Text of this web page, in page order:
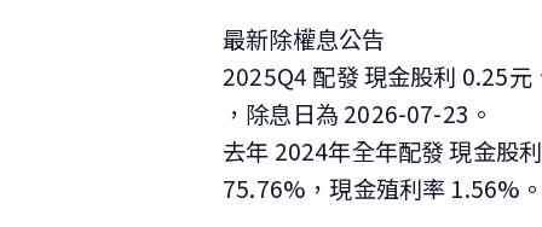
最新除權息公告
2025Q4 配發 現金股利 0.25
，除息日為 2026-07-23 。
去年 2024年全年配發 現金股
75.76%，現金殖利率 1.56%